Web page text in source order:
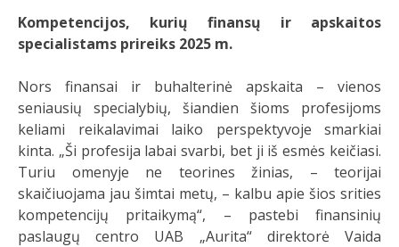
Kompetencijos, kurių finansų ir apskaitos
specialistams prireiks 2025 m.
Nors finansai ir buhalterinė apskaita – vienos
seniausių specialybių, šiandien šioms profesijoms
keliami reikalavimai laiko perspektyvoje smarkiai
kinta. „Ši profesija labai svarbi, bet ji iš esmės keičiasi.
Turiu omenyje ne teorines žinias, – teorijai
skaičiuojama jau šimtai metų, – kalbu apie šios srities
kompetencijų pritaikymą“, – pastebi finansinių
paslaugų centro UAB „Aurita“ direktorė Vaida